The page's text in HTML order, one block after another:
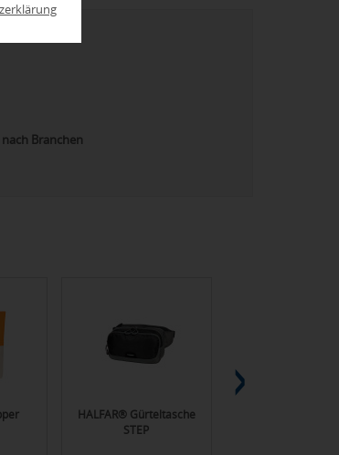
Branchen
HALFAR® Gürteltasche
STEP